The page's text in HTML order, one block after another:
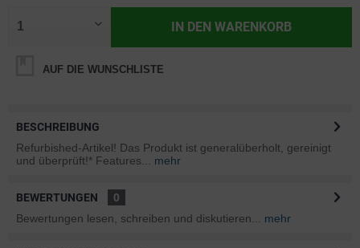
IN DEN WARENKORB
AUF DIE WUNSCHLISTE
BESCHREIBUNG
Refurbished-Artikel! Das Produkt ist generalüberholt, gereinigt
und überprüft!* Features...
mehr
BEWERTUNGEN
0
Bewertungen lesen, schreiben und diskutieren...
mehr